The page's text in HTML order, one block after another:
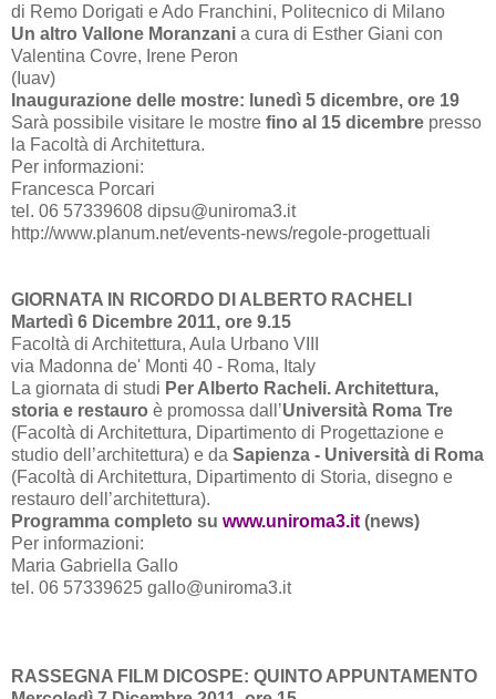
di Remo Dorigati e Ado Franchini, Politecnico di Milano
Un altro Vallone Moranzani a cura di Esther Giani con
Valentina Covre, Irene Peron
(Iuav)
Inaugurazione delle mostre: lunedì 5 dicembre, ore 19
Sarà possibile visitare le mostre fino al 15 dicembre presso
la Facoltà di Architettura.
Per informazioni:
Francesca Porcari
tel. 06 57339608 dipsu@uniroma3.it
http://www.planum.net/events-news/regole-progettuali
GIORNATA IN RICORDO DI ALBERTO RACHELI
Martedì 6 Dicembre 2011, ore 9.15
Facoltà di Architettura, Aula Urbano VIII
via Madonna de' Monti 40 - Roma, Italy
La giornata di studi Per Alberto Racheli. Architettura,
storia e restauro è promossa dall’Università Roma Tre
(Facoltà di Architettura, Dipartimento di Progettazione e
studio dell’architettura) e da Sapienza - Università di Roma
(Facoltà di Architettura, Dipartimento di Storia, disegno e
restauro dell’architettura).
Programma completo su www.uniroma3.it (news)
Per informazioni:
Maria Gabriella Gallo
tel. 06 57339625 gallo@uniroma3.it
RASSEGNA FILM DICOSPE: QUINTO APPUNTAMENTO